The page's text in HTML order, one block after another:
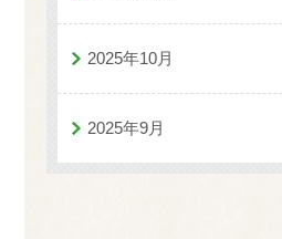
2025年10月
2025年9月